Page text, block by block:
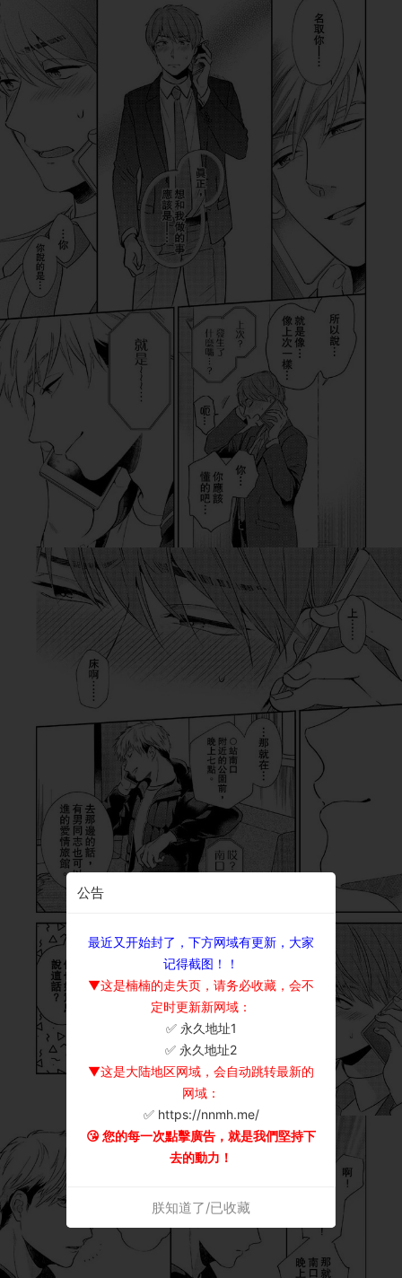
公告
最近又开始封了，下方网域有更新，大家
记得截图！！
▼这是楠楠的走失页，请务必收藏，会不
定时更新新网域：
✅ 永久地址1
✅ 永久地址2
▼这是大陆地区网域，会自动跳转最新的
网域：
✅ https://nnmh.me/
😘 您的每一次點擊廣告，就是我們堅持下
去的動力！
朕知道了/已收藏